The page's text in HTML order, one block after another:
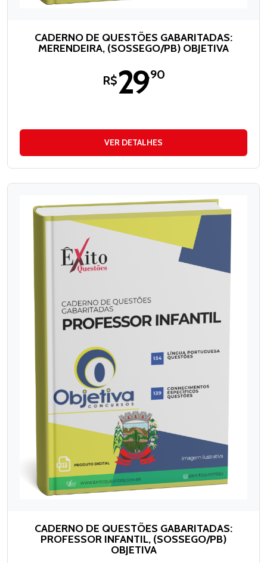
CADERNO DE QUESTÕES GABARITADAS:
MERENDEIRA, (SOSSEGO/PB) OBJETIVA
R$29,90
VER DETALHES
CADERNO DE QUESTÕES GABARITADAS:
PROFESSOR INFANTIL, (SOSSEGO/PB)
OBJETIVA